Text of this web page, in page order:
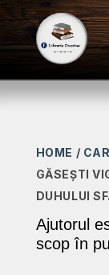
HOME /
GĂSEȘTI
DUHULUI
Ajutorul
scop în